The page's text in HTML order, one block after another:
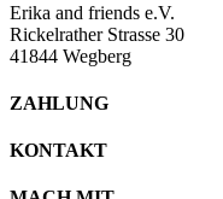
Erika and friends e.V.
Rickelrather Strasse 30
41844 Wegberg
ZAHLUNG
KONTAKT